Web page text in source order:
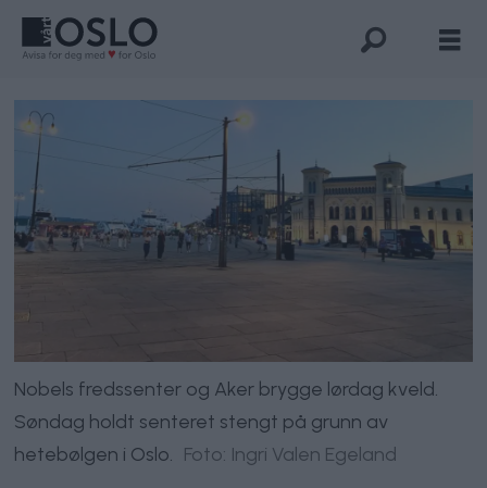
Nobels fredssenter og Aker brygge lørdag kveld.
Søndag holdt senteret stengt på grunn av
hetebølgen i Oslo.
Foto: Ingri Valen Egeland